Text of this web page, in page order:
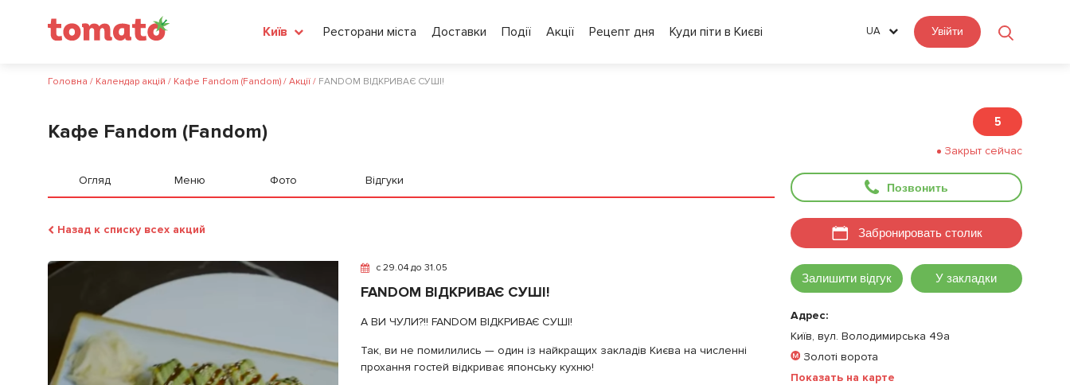
Київ Ресторани міста Доставки Події Акції Рецепт дня Куди піти в Києві UA Увійти
Головна / Календар акцій / Кафе Fandom (Fandom) / Акції / FANDOM ВІДКРИВАЄ СУШІ!
Кафе Fandom (Fandom) 5
Закрыт сейчас
Позвонить
Забронировать столик
Залишити відгук У закладки
Адрес:
Київ, вул. Володимирська 49а
Золоті ворота
Показать на карте
Огляд Меню Фото Відгуки
Назад к списку всех акций
c 29.04 до 31.05
FANDOM ВІДКРИВАЄ СУШІ!
А ВИ ЧУЛИ?!! FANDOM ВІДКРИВАЄ СУШІ!
Так, ви не помилились — один із найкращих закладів Києва на численні
прохання гостей відкриває японську кухню!